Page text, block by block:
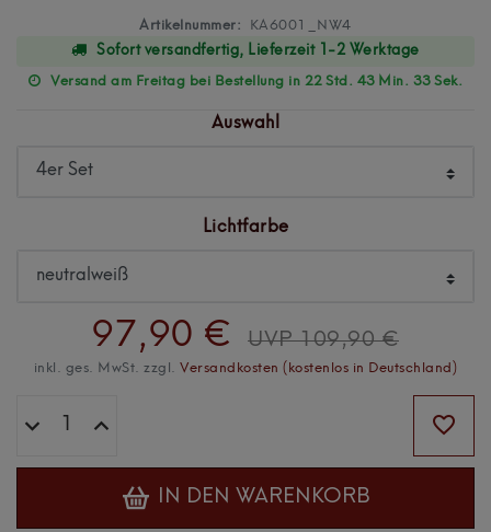
Artikelnummer:
KA6001_NW4
Sofort versandfertig, Lieferzeit 1-2 Werktage
Versand am Freitag bei Bestellung in 22 Std. 43 Min. 32 Sek.
Auswahl
Lichtfarbe
97,90 € UVP 109,90 €
inkl. ges. MwSt. zzgl.Versandkosten (kostenlos in Deutschland)
IN DEN WARENKORB